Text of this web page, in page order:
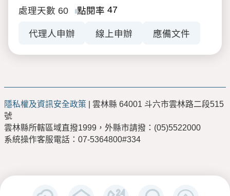
處理天數 60 點閱率 47
代理人申辦 線上申辦 應備文件
隱私權及資訊安全政策 | 雲林縣 64001 斗六市雲林路二段515
號
雲林縣所轄區域直撥1999，外縣市請撥：(05)5522000
系統操作客服電話：07-5364800#334